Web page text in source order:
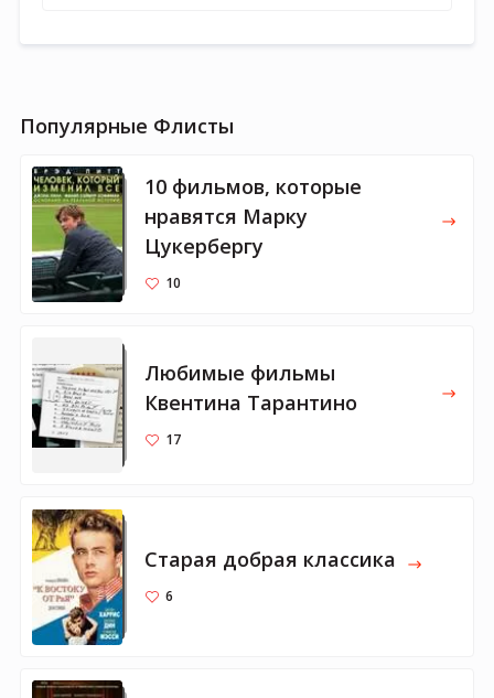
Популярные Флисты
10 фильмов, которые
нравятся Марку
Цукербергу
10
Любимые фильмы
Квентина Тарантино
17
Старая добрая классика
6